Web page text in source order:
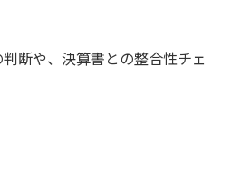
断や、決算書との整合性チェ